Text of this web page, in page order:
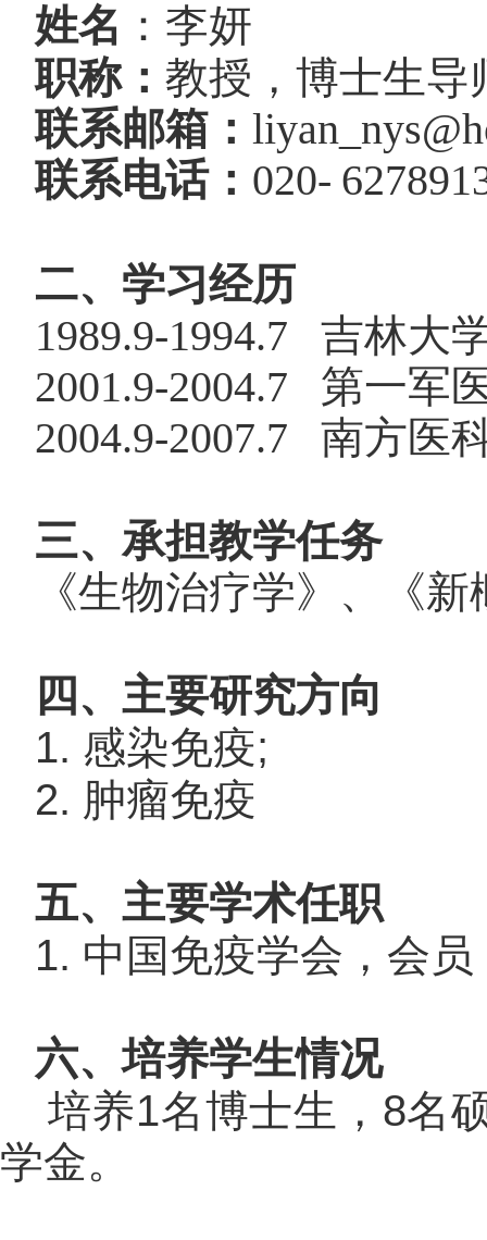
姓名 ：李妍
职称： 教授，博士生导
联系邮箱：
联系电话： 020-
二、学习经历
1989.9-1994.7 吉林大
2001.9-2004.7 第一军
2004.9-2007.7 南方医
三、承担教学任务
《生物治疗学》、《
四、主要研究方向
1. 感染免疫;
2. 肿瘤免疫
五、主要学术任职
1. 中国免疫学会，会员
六、培养学生情况
培养1名博士生， 8名
学金。